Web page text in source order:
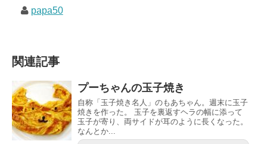
papa50
関連記事
プーちゃんの玉子焼き
自称「玉子焼き名人」のもあちゃん。週末に玉子
焼きを作った。 玉子を裏返すヘラの幅に添って
玉子が寄り、両サイドが耳のように長くなった。
なんとか...